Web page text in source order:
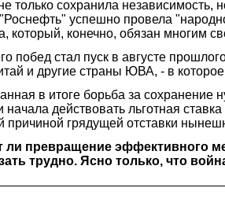
только сохранила
успешно провела
который, конечно, обязан многим
побед стал пуск в августе
и другие страны ЮВА, - в
в итоге борьба за
действовать льготная
причиной грядущей отставки
ли превращение эффективного
трудно. Ясно только, что